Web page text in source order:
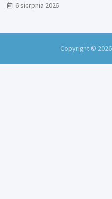
6 sierpnia 2026
Copyright © 2026